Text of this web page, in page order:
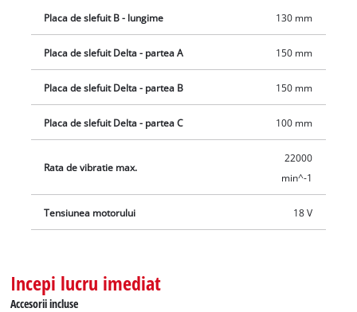
Placa de slefuit B - lungime 130 mm
Placa de slefuit Delta - partea A 150 mm
Placa de slefuit Delta - partea B 150 mm
Placa de slefuit Delta - partea C 100 mm
Rata de vibratie max.
22000
min^-1
Tensiunea motorului 18 V
Incepi lucru imediat
Accesorii incluse